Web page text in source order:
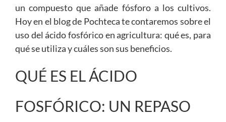
un compuesto que añade fósforo a los cultivos.
Hoy en el blog de Pochteca te contaremos sobre el
uso del ácido fosfórico en agricultura: qué es, para
qué se utiliza y cuáles son sus beneficios.
QUÉ ES EL ÁCIDO
FOSFÓRICO: UN REPASO